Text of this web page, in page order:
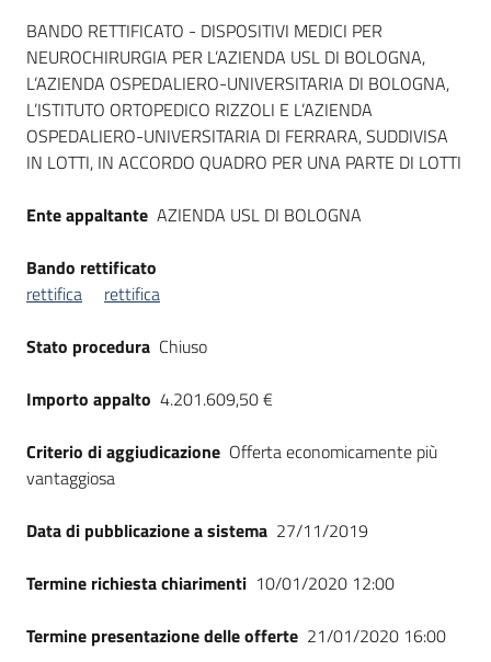
Seguici
su
Dati del bando
BANDO RETTIFICATO - DISPOSITIVI MEDICI PER
NEUROCHIRURGIA PER L’AZIENDA USL DI BOLOGNA,
L’AZIENDA OSPEDALIERO-UNIVERSITARIA DI BOLOGNA,
L’ISTITUTO ORTOPEDICO RIZZOLI E L’AZIENDA
OSPEDALIERO-UNIVERSITARIA DI FERRARA, SUDDIVISA
IN LOTTI, IN ACCORDO QUADRO PER UNA PARTE DI LOTTI
Ente appaltante AZIENDA USL DI BOLOGNA
Bando rettificato
rettifica
rettifica
Stato procedura Chiuso
Importo appalto 4.201.609,50 €
Criterio di aggiudicazione Offerta economicamente più
vantaggiosa
Data di pubblicazione a sistema 27/11/2019
Termine richiesta chiarimenti 10/01/2020 12:00
Termine presentazione delle offerte 21/01/2020 16:00